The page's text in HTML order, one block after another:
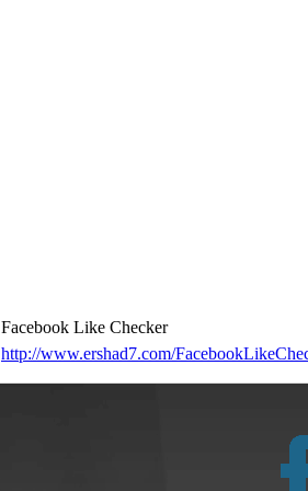
Facebook Like Checker
http://www.ershad7.com/